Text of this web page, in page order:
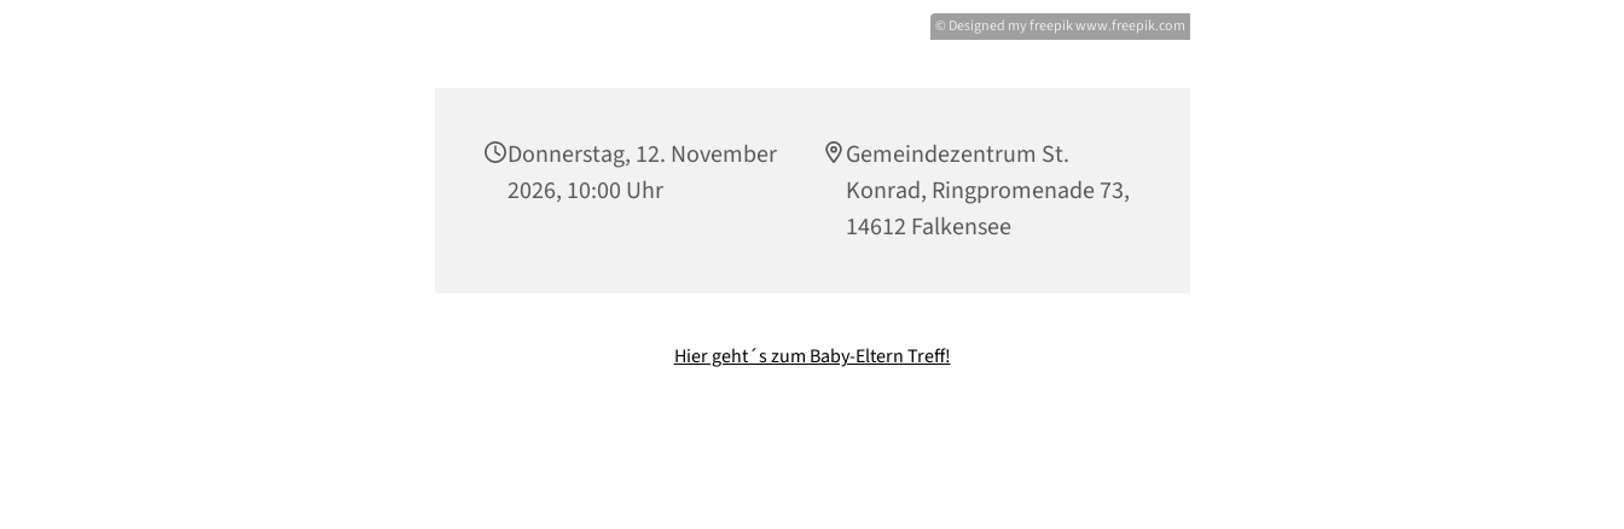
© Designed my freepik www.freepik.com
Donnerstag, 12. November
2026, 10:00 Uhr
Gemeindezentrum St.
Konrad, Ringpromenade 73,
14612 Falkensee
Hier geht´s zum Baby-Eltern Treff!